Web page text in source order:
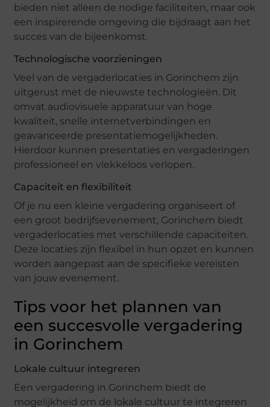
bieden niet alleen de nodige faciliteiten, maar ook
een inspirerende omgeving die bijdraagt aan het
succes van de bijeenkomst.
Technologische voorzieningen
Veel van de vergaderlocaties in Gorinchem zijn
uitgerust met de nieuwste technologieën. Dit
omvat audiovisuele apparatuur van hoge
kwaliteit, snelle internetverbindingen en
geavanceerde presentatiemogelijkheden.
Hierdoor kunnen presentaties en vergaderingen
professioneel en vlekkeloos verlopen.
Capaciteit en flexibiliteit
Of je nu een kleine vergadering organiseert of
een groot bedrijfsevenement, Gorinchem biedt
vergaderlocaties met verschillende capaciteiten.
Deze locaties zijn flexibel in hun opzet en kunnen
worden aangepast aan de specifieke vereisten
van jouw evenement.
Tips voor het plannen van
een succesvolle vergadering
in Gorinchem
Lokale cultuur integreren
Een vergadering in Gorinchem biedt de
mogelijkheid om de lokale cultuur te integreren